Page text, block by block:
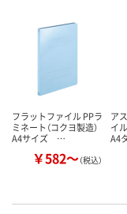
数量
フラットファイル PPラ
ミネート（コクヨ製造）
A4サイズ …
￥582～（税込）
ア
イ
A4